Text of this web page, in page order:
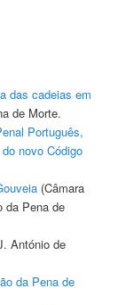
das cadeias em
de Morte.
Português,
novo Código
(Câmara
da Pena de
António de
da Pena de